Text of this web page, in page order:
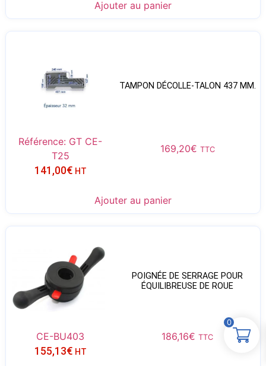
Ajouter au panier
TAMPON DÉCOLLE-TALON 437 MM.
Référence: GT CE-
T25
169,20€ TTC
141,00€ HT
Ajouter au panier
POIGNÉE DE SERRAGE POUR
ÉQUILIBREUSE DE ROUE
CE-BU403 186,16€ TTC
155,13€ HT
0